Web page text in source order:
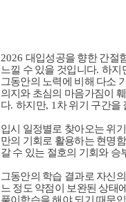
2026 대입성공을 향한 간절
느낄 수 있을 것입니다.하지
그동안의 노력에 비해 다소
의지와 초심의 마음가짐이
다.하지만, 1 차 위기 구간을
입시 일정별로 찾아오는 위
만의 기회로 활용하는 현명
갈 수 있는 절호의 기회와 승
그동안의 학습 결과로 자신
느 정도 약점이 보완된 상태